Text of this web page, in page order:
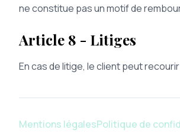
ne constitue pas un motif de
Article 8 - Litiges
En cas de litige, le client peut
Mentions légalesPolitique de